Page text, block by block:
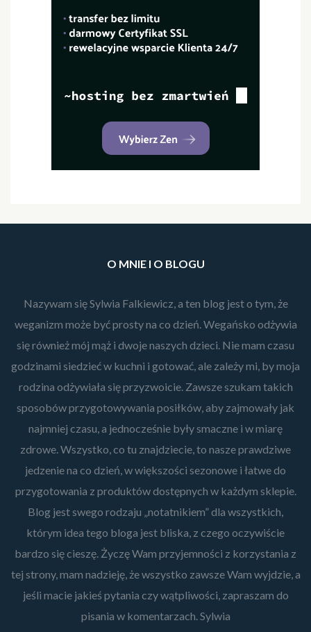
O MNIE I O BLOGU
Nazywam się Sylwia Falkiewicz, a ten blog jest o tym, że
weganizm może być prosty na co dzień. Wegańsko odżywia
się również mój mąż i dwoje naszych dzieci. Nie mam czasu
godzinami siedzieć w kuchni i gotować, ale zależy mi, by moja
rodzina odżywiała się przyzwoicie. Zawsze szukam takich
sposobów przygotowywania posiłków, aby zajmowały jak
najmniej czasu, a jednocześnie były smaczne i w miarę
zdrowe. Wszystko, co tu znajdziecie, to nasze prawdziwe
jedzenie na co dzień, w większości sezonowe i łatwe do
przygotowania z produktów dostępnych w każdym sklepie.
Blog jest swego rodzaju „notatnikiem” dla wszystkich,
którym idea tego bloga jest bliska, z czego oczywiście
bardzo się cieszę. Życzę Wam przyjemności z korzystania z
tej strony, mam nadzieję, że wszystko zawsze Wam wyjdzie, a
jeśli macie jakieś pytania czy wątpliwości, zapraszam do
pisania w komentarzach. Sylwia